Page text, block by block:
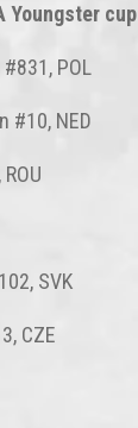
Youngster cup
POL
#10, NED
SVK
CZE